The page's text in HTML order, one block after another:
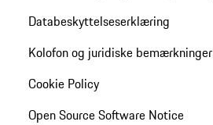
Databeskyttelseserklæring
Kolofon og juridiske bemærkninger
Cookie Policy
Open Source Software Notice